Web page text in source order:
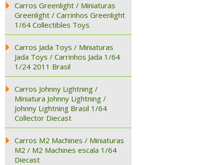
Carros Greenlight / Miniaturas
Greenlight / Carrinhos Greenlight
1/64 Collectibles Toys
Carros Jada Toys / Miniaturas
Jada Toys / Carrinhos Jada 1/64
1/24 2011 Brasil
Carros Johnny Lightning /
Miniatura Johnny Lightning /
Johnny Lightning Brasil 1/64
Collector Diecast
Carros M2 Machines / Miniaturas
M2 / M2 Machines escala 1/64
Diecast